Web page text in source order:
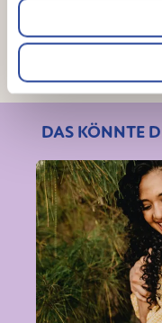
Shanghai Spring
DAS KÖNNTE